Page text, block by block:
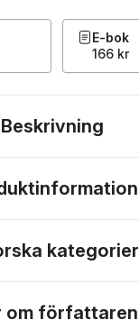
E-bok
166 kr
Beskrivning
kategorier
om författaren